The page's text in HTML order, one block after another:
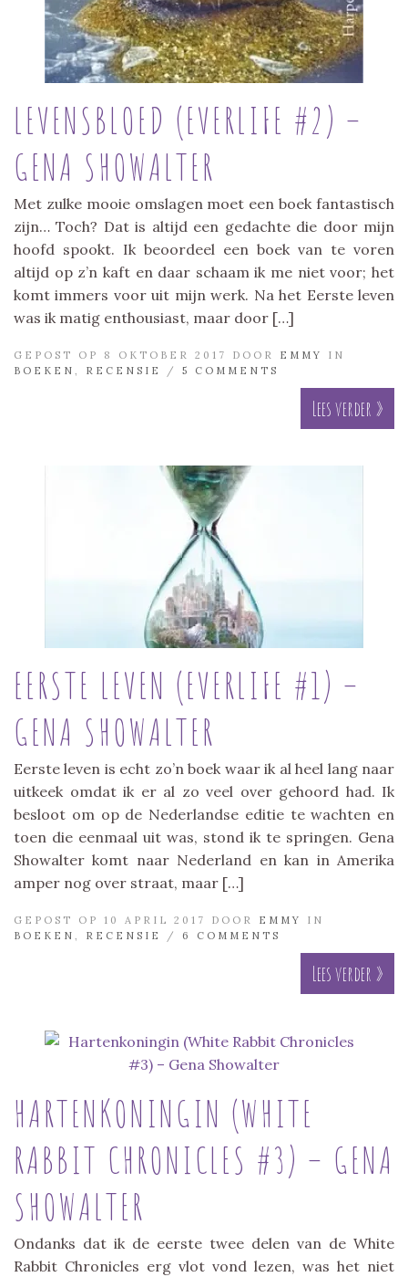
LEVENSBLOED (EVERLIFE #2) –
GENA SHOWALTER
Met zulke mooie omslagen moet een boek fantastisch
zijn… Toch? Dat is altijd een gedachte die door mijn
hoofd spookt. Ik beoordeel een boek van te voren
altijd op z’n kaft en daar schaam ik me niet voor; het
komt immers voor uit mijn werk. Na het Eerste leven
was ik matig enthousiast, maar door […]
GEPOST OP 8 OKTOBER 2017 DOOR EMMY
IN
BOEKEN
RECENSIE / 5 COMMENTS
Lees verder »
EERSTE LEVEN (EVERLIFE #1) –
GENA SHOWALTER
Eerste leven is echt zo’n boek waar ik al heel lang naar
uitkeek omdat ik er al zo veel over gehoord had. Ik
besloot om op de Nederlandse editie te wachten en
toen die eenmaal uit was, stond ik te springen. Gena
Showalter komt naar Nederland en kan in Amerika
amper nog over straat, maar […]
GEPOST OP 10 APRIL 2017 DOOR EMMY
IN
BOEKEN
RECENSIE / 6 COMMENTS
Lees verder »
HARTENKONINGIN (WHITE
RABBIT CHRONICLES #3) – GENA
SHOWALTER
Ondanks dat ik de eerste twee delen van de White
Rabbit Chronicles erg vlot vond lezen, was het niet